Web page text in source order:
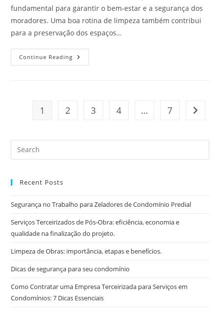
fundamental para garantir o bem-estar e a segurança dos
moradores. Uma boa rotina de limpeza também contribui
para a preservação dos espaços…
Continue Reading
1 2 3 4 … 7
Recent Posts
Segurança no Trabalho para Zeladores de Condomínio Predial
Serviços Terceirizados de Pós-Obra: eficiência, economia e
qualidade na finalização do projeto.
Limpeza de Obras: importância, etapas e benefícios.
Dicas de segurança para seu condomínio
Como Contratar uma Empresa Terceirizada para Serviços em
Condomínios: 7 Dicas Essenciais